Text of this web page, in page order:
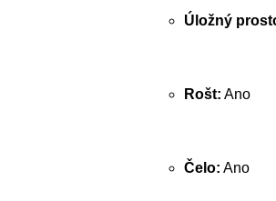
Úložný
Rošt: Ano
Čelo: Ano